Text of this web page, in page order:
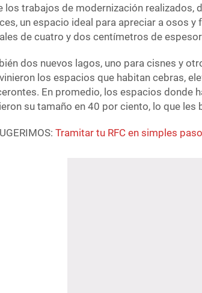
los trabajos de modernización realizados,
un espacio ideal para apreciar a osos
de cuatro y dos centímetros de
dos nuevos lagos, uno para cisnes y
los espacios que habitan cebras,
En promedio, los espacios donde
su tamaño en 40 por ciento, lo que les
Tramitar tu RFC en simples